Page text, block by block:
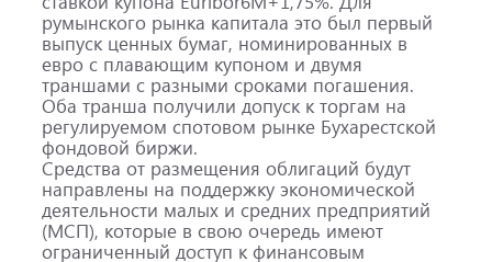
румынского рынка капитала это был первый
выпуск ценных бумаг, номинированных в
евро с плавающим купоном и двумя
траншами с разными сроками погашения.
Оба транша получили допуск к торгам на
регулируемом спотовом рынке Бухарестской
фондовой биржи.
Средства от размещения облигаций будут
направлены на поддержку экономической
деятельности малых и средних предприятий
(МСП), которые в свою очередь имеют
ограниченный доступ к финансовым